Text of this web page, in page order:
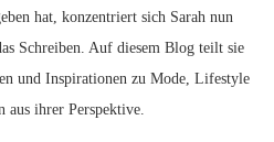
hat, konzentriert sich Sarah nun
Schreiben. Auf diesem Blog teilt sie
und Inspirationen zu Mode, Lifestyle
aus ihrer Perspektive.